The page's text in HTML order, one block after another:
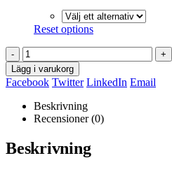
Reset options
-
+
Lägg i varukorg
Facebook Twitter LinkedIn Email
Beskrivning
Recensioner (0)
Beskrivning